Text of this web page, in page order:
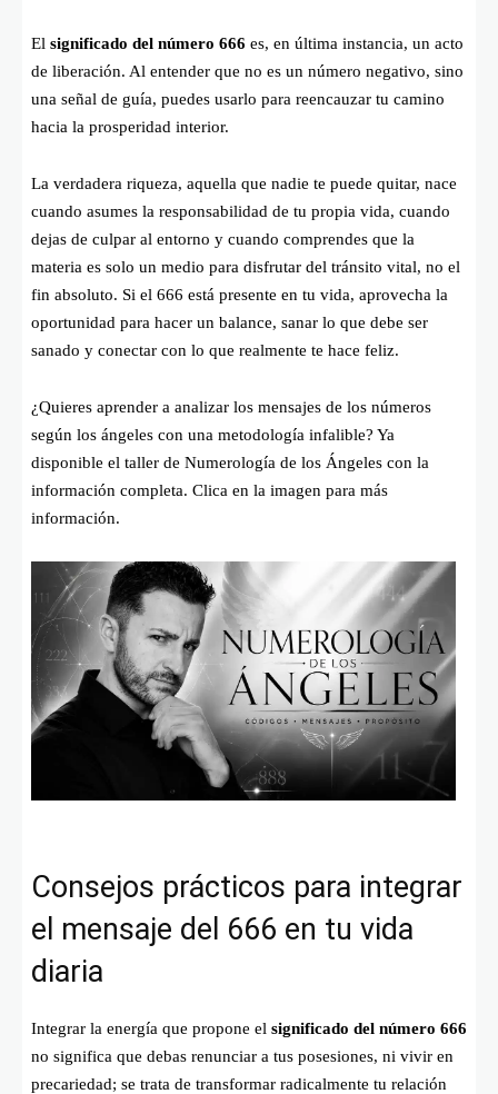
El significado del número 666 es, en última instancia, un acto
de liberación. Al entender que no es un número negativo, sino
una señal de guía, puedes usarlo para reencauzar tu camino
hacia la prosperidad interior.
La verdadera riqueza, aquella que nadie te puede quitar, nace
cuando asumes la responsabilidad de tu propia vida, cuando
dejas de culpar al entorno y cuando comprendes que la
materia es solo un medio para disfrutar del tránsito vital, no el
fin absoluto. Si el 666 está presente en tu vida, aprovecha la
oportunidad para hacer un balance, sanar lo que debe ser
sanado y conectar con lo que realmente te hace feliz.
¿Quieres aprender a analizar los mensajes de los números
según los ángeles con una metodología infalible? Ya
disponible el taller de Numerología de los Ángeles con la
información completa. Clica en la imagen para más
información.
Consejos prácticos para integrar
el mensaje del 666 en tu vida
diaria
Integrar la energía que propone el significado del número 666
no significa que debas renunciar a tus posesiones, ni vivir en
precariedad; se trata de transformar radicalmente tu relación